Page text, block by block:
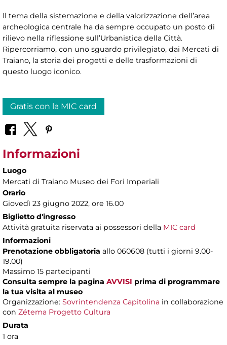
Il tema della sistemazione e della valorizzazione dell’area
archeologica centrale ha da sempre occupato un posto di
rilievo nella riflessione sull’Urbanistica della Città.
Ripercorriamo, con uno sguardo privilegiato, dai Mercati di
Traiano, la storia dei progetti e delle trasformazioni di
questo luogo iconico.
Gratis con la MIC card
Informazioni
Luogo
Mercati di Traiano Museo dei Fori Imperiali
Orario
Giovedì 23 giugno 2022, ore 16.00
Biglietto d'ingresso
Attività gratuita riservata ai possessori della MIC card
Informazioni
Prenotazione obbligatoria allo 060608 (tutti i giorni 9.00-
19.00)
Massimo 15 partecipanti
Consulta sempre la pagina AVVISI prima di programmare
la tua visita al museo
Organizzazione: Sovrintendenza Capitolina in collaborazione
con Zétema Progetto Cultura
Durata
1 ora